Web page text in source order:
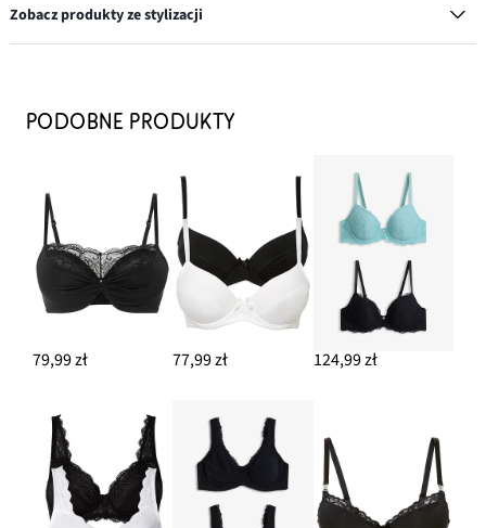
Zobacz produkty ze stylizacji
97,99 zł
Biustonosz push up z delikatną koronką (3 szt.)
117,99 zł
DODAJ DO KOSZYKA
Koronkowe stringi z wysoką talią
PODOBNE PRODUKTY
79,99 zł 77,99 zł 124,99 zł